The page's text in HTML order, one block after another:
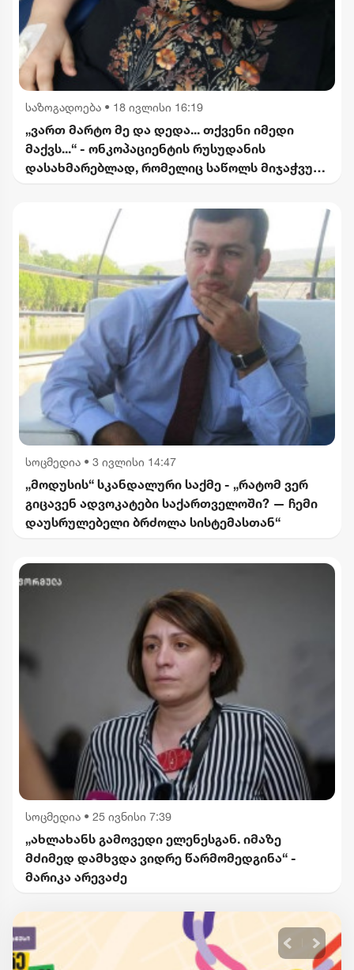
საზოგადოება • 18 ივლისი 16:19
„ვართ მარტო მე და დედა... თქვენი იმედი
მაქვს...“ - ონკოპაციენტის რუსუდანის
დასახმარებლად, რომელიც საწოლს მიჯაჭვულ
სოცმედია • 3 ივლისი 14:47
„მოდუსის“ სკანდალური საქმე - „რატომ ვერ
გიცავენ ადვოკატები საქართველოში? — ჩემი
დაუსრულებელი ბრძოლა სისტემასთან“
სოცმედია • 25 ივნისი 7:39
„ახლახანს გამოვედი ელენესგან. იმაზე
მძიმედ დამხვდა ვიდრე წარმომედგინა“ -
მარიკა არევაძე